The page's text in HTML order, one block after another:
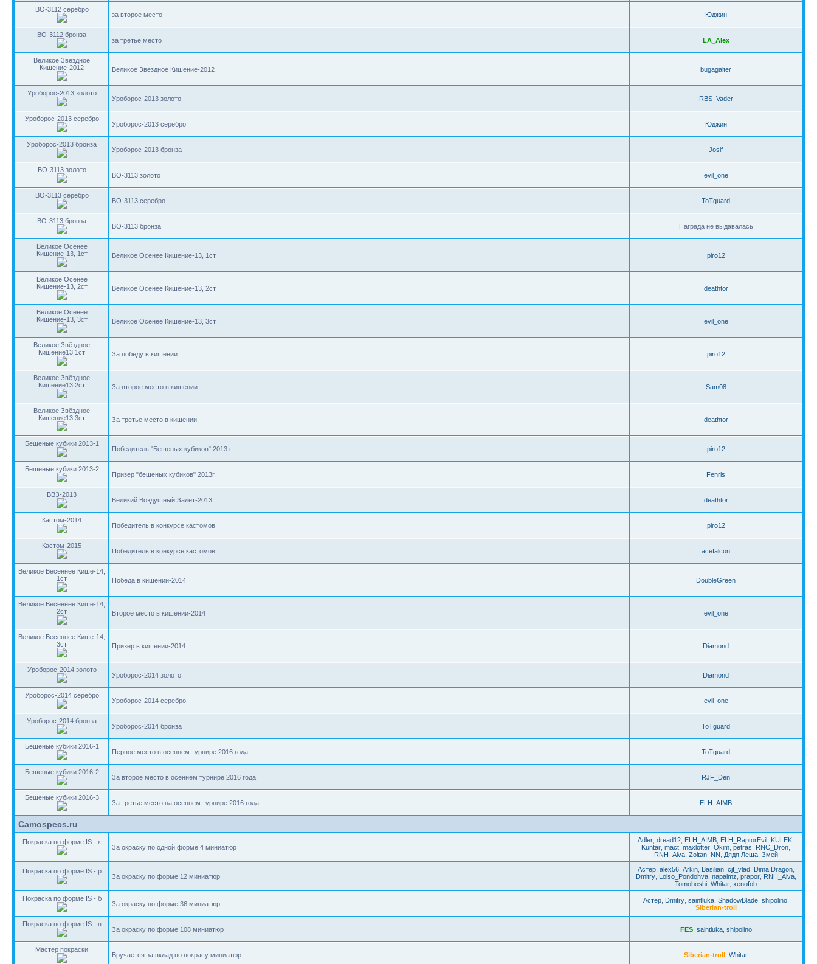
BO-3112 серебро
за второе место Юджин
BO-3112 бронза
за третье место LA_Alex
Великое Звездное
Кишение-2012
Великое Звездное Кишение-2012 bugagalter
Уроборос-2013 золото
Уроборос-2013 золото RBS_Vader
Уроборос-2013 серебро
Уроборос-2013 серебро Юджин
Уроборос-2013 бронза
Уроборос-2013 бронза Josif
BO-3113 золото
BO-3113 золото evil_one
BO-3113 серебро
BO-3113 серебро ToTguard
BO-3113 бронза
BO-3113 бронза Награда не выдавалась
Великое Осенее
Кишение-13, 1ст
Великое Осенее Кишение-13, 1ст piro12
Великое Осенее
Кишение-13, 2ст
Великое Осенее Кишение-13, 2ст deathtor
Великое Осенее
Кишение-13, 3ст
Великое Осенее Кишение-13, 3ст evil_one
Великое Звёздное
Кишение13 1ст
За победу в кишении piro12
Великое Звёздное
Кишение13 2ст
За второе место в кишении Sam08
Великое Звёздное
Кишение13 3ст
За третье место в кишении deathtor
Бешеные кубики 2013-1
Победитель "Бешеных кубиков" 2013 г. piro12
Бешеные кубики 2013-2
Призер "бешеных кубиков" 2013г. Fenris
ВВЗ-2013
Великий Воздушный Залет-2013 deathtor
Кастом-2014
Победитель в конкурсе кастомов piro12
Кастом-2015
Победитель в конкурсе кастомов acefalcon
Великое Весеннее Кише-14,
1ст
Победа в кишении-2014 DoubleGreen
Великое Весеннее Кише-14,
2ст
Второе место в кишении-2014 evil_one
Великое Весеннее Кише-14,
3ст
Призер в кишении-2014 Diamond
Уроборос-2014 золото
Уроборос-2014 золото Diamond
Уроборос-2014 серебро
Уроборос-2014 серебро evil_one
Уроборос-2014 бронза
Уроборос-2014 бронза ToTguard
Бешеные кубики 2016-1
Первое место в осеннем турнире 2016 года ToTguard
Бешеные кубики 2016-2
За второе место в осеннем турнире 2016 года RJF_Den
Бешеные кубики 2016-3
За третье место на осеннем турнире 2016 года ELH_AIMB
Camospecs.ru
Покраска по форме IS - к
За окраску по одной форме 4 миниатюр
Adler dread12 ELH_AIMB ELH_RaptorEvil KULEK
Kuntar mact maxlotter Okim petras RNC_Dron
RNH_Alva, Zoltan_NN Дядя Леша, Змей
Покраска по форме IS - р
За окраску по форме 12 миниатюр
Астер, alex56, Arkin, Basilian, cjf_vlad, Dima Dragon,
Dmitry, Loiso_Pondohva, napalmz prapor, RNH_Alva,
Tomoboshi Whitar xenofob
Покраска по форме IS - б
За окраску по форме 36 миниатюр Астер, Dmitry, saintluka, ShadowBlade, shipolino,
Siberian-troll
Покраска по форме IS - п
За окраску по форме 108 миниатюр FES, saintluka, shipolino
Мастер покраски
Вручается за вклад по покрасу миниатюр. Siberian-troll Whitar